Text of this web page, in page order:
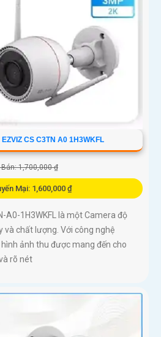
CS C3TN A0 1H3WKFL
Bán: 1,700,000 ₫
Mại: 1,600,000 ₫
A0-1H3WKFL là một Camera độ
và chất lượng. Với công nghệ
ảnh thu được mang đến cho
rõ nét